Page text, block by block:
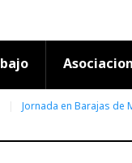
Jornada en Barajas de